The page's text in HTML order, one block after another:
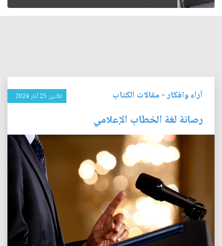
آراء وافكار- مقالات الكتاب الأثنين 25 آذار 2024
رصانة لغة الخطاب الإعلامي